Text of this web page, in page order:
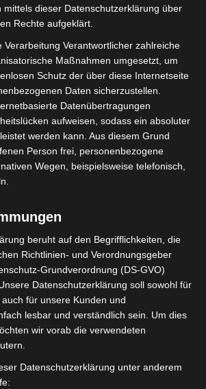
DIY-Projekte sind
und die To-
abgearbeitet.
zeige ich Euch den
Stand.
einen Rundgang?
Los geht es ….
Ecksofa und ich
liebes es.
habe ich
der Pandemie
Gips hergestellt.
ist neu,
gibt ein schönes
warmes Licht.
mittels dieser Datenschutzerklärung über
Rechte aufgeklärt.
Verarbeitung Verantwortlicher zahlreiche
Maßnahmen umgesetzt, um
Schutz der über diese Internetseite
Daten sicherzustellen.
Datenübertragungen
aufweisen, sodass ein absoluter
werden kann. Aus diesem Grund
Person frei, personenbezogene
Wegen, beispielsweise telefonisch,
beruht auf den Begrifflichkeiten, die
Richtlinien- und Verordnungsgeber
Grundverordnung (DS-GVO)
Datenschutzerklärung soll sowohl für
für unsere Kunden und
lesbar und verständlich sein. Um dies
wir vorab die verwendeten
Datenschutzerklärung unter anderem